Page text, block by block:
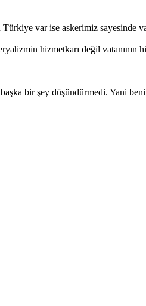
var ise askerimiz sayesinde
hizmetkarı değil vatanının
bir şey düşündürmedi. Yani beni